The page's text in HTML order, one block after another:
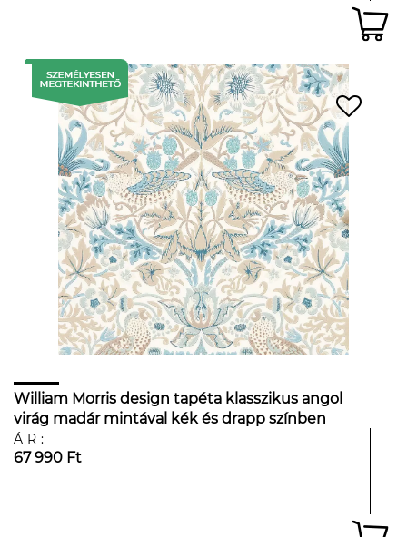
William Morris design tapéta klasszikus angol
virág madár mintával kék és drapp színben
ÁR:
67 990 Ft